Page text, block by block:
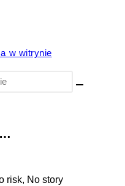
w witrynie
risk, No story